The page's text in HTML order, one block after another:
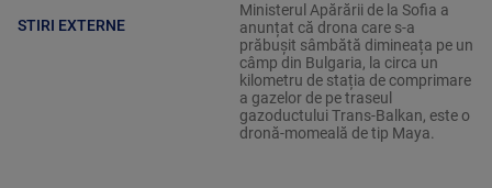
STIRI EXTERNE
Ministerul Apărării de la Sofia a
anunțat că drona care s-a
prăbușit sâmbătă dimineața pe un
câmp din Bulgaria, la circa un
kilometru de stația de comprimare
a gazelor de pe traseul
gazoductului Trans-Balkan, este o
dronă-momeală de tip Maya.